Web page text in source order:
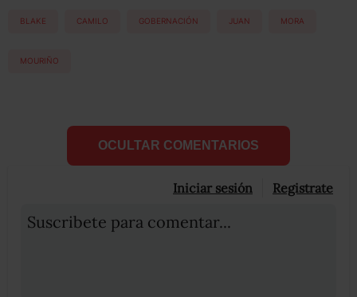
BLAKE CAMILO GOBERNACIÓN JUAN MORA
MOURIÑO
OCULTAR COMENTARIOS
Iniciar sesión Registrate
Suscribete para comentar...